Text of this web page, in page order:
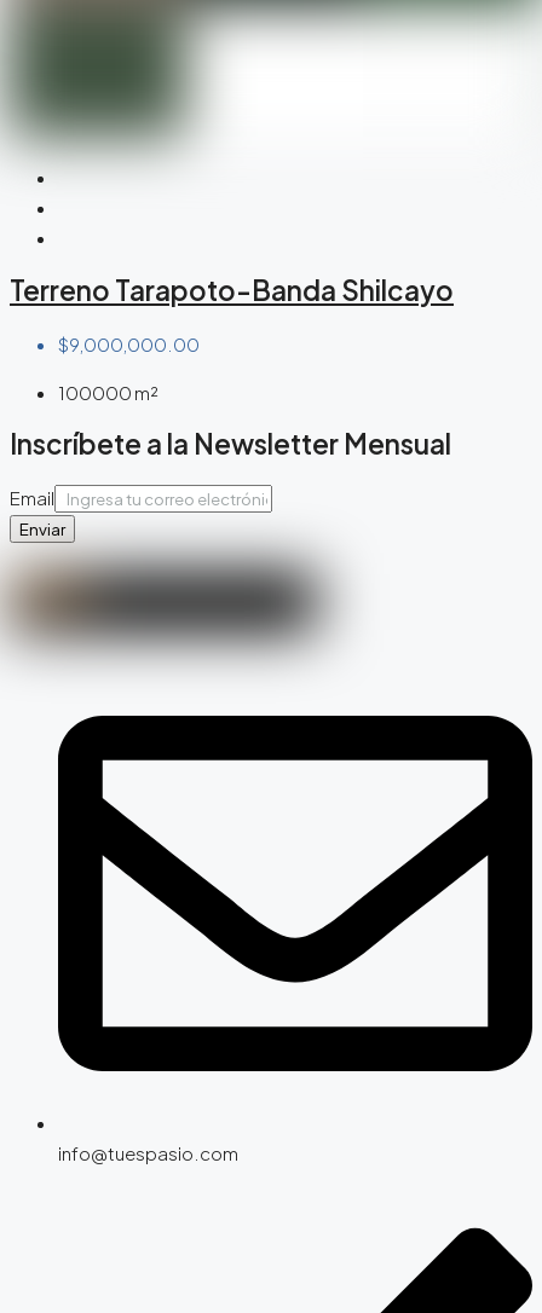
Terreno Tarapoto-Banda Shilcayo
$9,000,000.00
100000 m²
Inscríbete a la Newsletter Mensual
Email
Enviar
info@tuespasio.com